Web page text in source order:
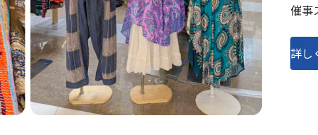
催事
詳し